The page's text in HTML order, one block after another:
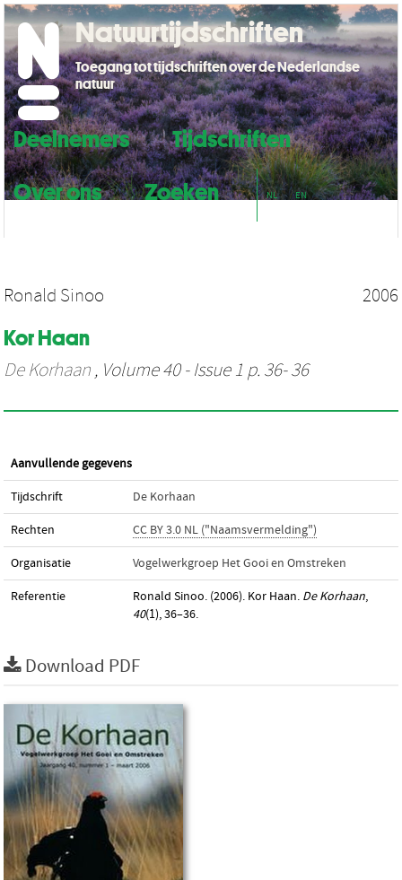
Deelnemers
Tijdschriften
Over ons
Zoeken NL EN
Natuurtijdschriften
Toegang tot tijdschriften over de Nederlandse
natuur
Ronald Sinoo 2006
Kor Haan
De Korhaan , Volume 40 - Issue 1 p. 36- 36
Aanvullende gegevens
Tijdschrift De Korhaan
Rechten CC BY 3.0 NL ("Naamsvermelding")
Organisatie Vogelwerkgroep Het Gooi en Omstreken
Referentie Ronald Sinoo. (2006). Kor Haan. De Korhaan,
40(1), 36–36.
Download PDF